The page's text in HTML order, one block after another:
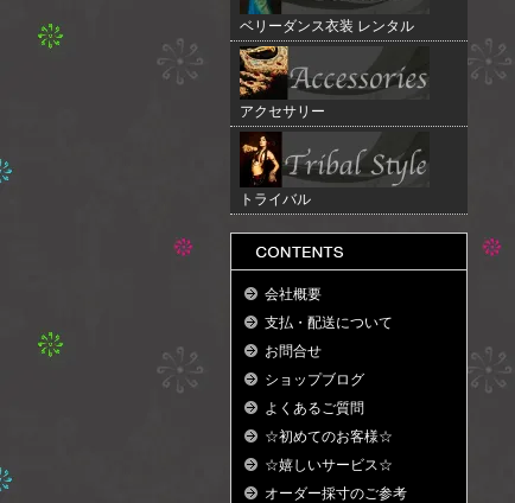
ベリーダンス衣装 レンタル
アクセサリー
トライバル
会社概要
支払・配送について
お問合せ
ショップブログ
よくあるご質問
☆初めてのお客様☆
☆嬉しいサービス☆
オーダー採寸のご参考